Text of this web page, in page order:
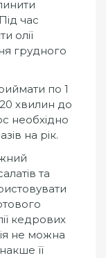
час
олії
грудного
по 1
хвилин до
необхідно
на рік.
та
кедрових
не можна
її